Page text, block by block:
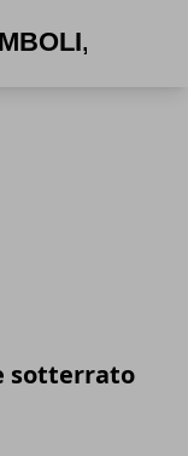
sotterrato